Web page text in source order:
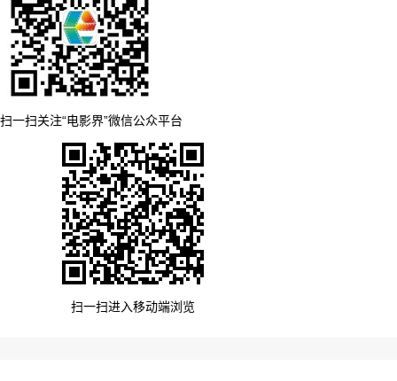
扫一扫关注“电影界”微信公众平台
扫一扫进入移动端浏览